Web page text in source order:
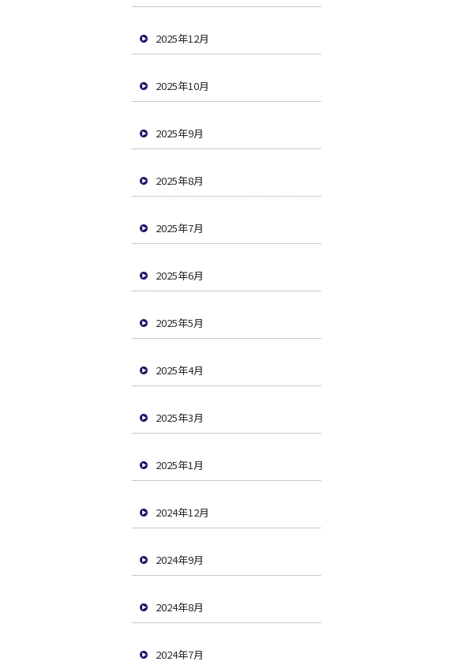
2025年12月
2025年10月
2025年9月
2025年8月
2025年7月
2025年6月
2025年5月
2025年4月
2025年3月
2025年1月
2024年12月
2024年9月
2024年8月
2024年7月